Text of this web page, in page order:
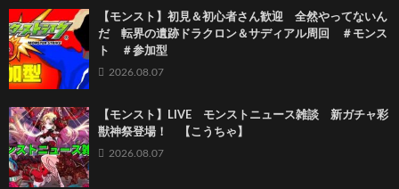
【モンスト】初見＆初心者さん歓迎 全然やってないん
だ 転界の遺跡ドラクロン＆サディアル周回 ＃モンス
ト ＃参加型
2026.08.07
【モンスト】LIVE モンストニュース雑談 新ガチャ彩
獣神祭登場！ 【こうちゃ】
2026.08.07